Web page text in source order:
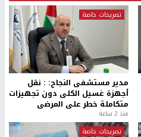
تصريحات خاصة
مدير مستشفى النجاح: : نقل
أجهزة غسيل الكلى دون تجهيزات
متكاملة خطر على المرضى
منذ 2 ساعة
تصريحات خاصة